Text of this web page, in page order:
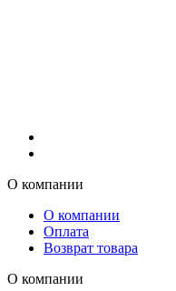
О компании
О компании
Оплата
Возврат товара
О компании